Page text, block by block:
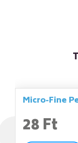
Micro-Fine
28 Ft